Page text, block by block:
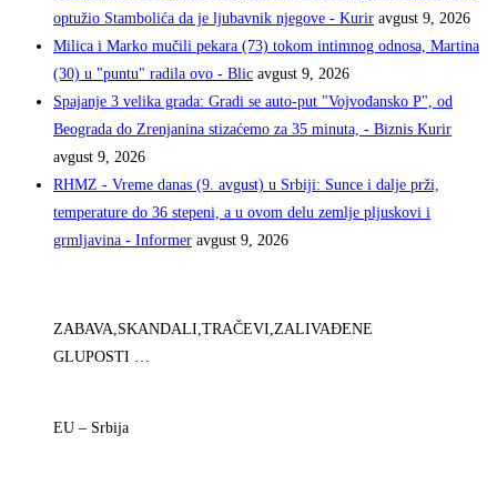
optužio Stambolića da je ljubavnik njegove - Kurir avgust 9, 2026
Milica i Marko mučili pekara (73) tokom intimnog odnosa, Martina
(30) u "puntu" radila ovo - Blic avgust 9, 2026
Spajanje 3 velika grada: Gradi se auto-put "Vojvođansko P", od
Beograda do Zrenjanina stizaćemo za 35 minuta, - Biznis Kurir
avgust 9, 2026
RHMZ - Vreme danas (9. avgust) u Srbiji: Sunce i dalje prži,
temperature do 36 stepeni, a u ovom delu zemlje pljuskovi i
grmljavina - Informer avgust 9, 2026
ZABAVA,SKANDALI,TRAČEVI,ZALIVAĐENE
GLUPOSTI …
EU – Srbija